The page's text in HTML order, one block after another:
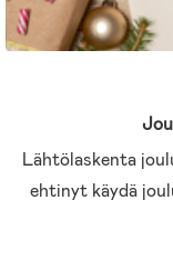
Lähtölaskenta
ehtinyt käydä